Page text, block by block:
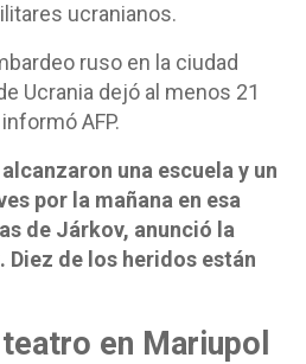
ucranianos.
ruso en la ciudad
Ucrania dejó al menos 21
AFP.
una escuela y un
por la mañana en esa
de Járkov, anunció la
Diez de los heridos están
en Mariupol